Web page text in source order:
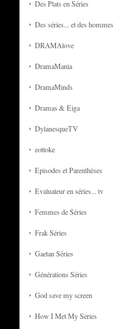
Des Plats en Séries
Des séries... et des hommes
DRAMAlove
DramaMania
DramaMinds
Dramas & Eiga
DylanesqueTV
eottoke
Episodes et Parenthèses
Evaluateur en séries... tv
Femmes de Séries
Frak Séries
Gaetan Séries
Générations Séries
God save my screen
How I Met My Series